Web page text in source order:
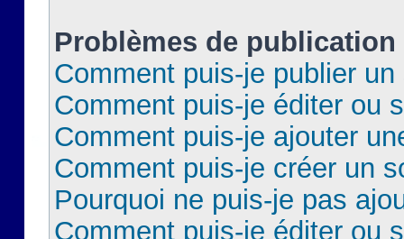
Problèmes de publication
Comment puis-je publier
Comment puis-je éditer ou
Comment puis-je ajouter
Comment puis-je créer un
Pourquoi ne puis-je pas
Comment puis-je éditer ou